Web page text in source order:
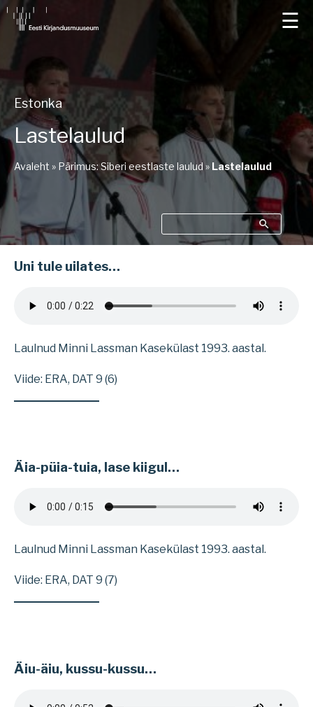
☰
Estonka
Lastelaulud
Avaleht » Pärimus: Siberi eestlaste laulud » Lastelaulud
Uni tule uilates…
Laulnud Minni Lassman Kasekülast 1993. aastal.
Viide: ERA, DAT 9 (6)
Äia-püia-tuia, lase kiigul…
Laulnud Minni Lassman Kasekülast 1993. aastal.
Viide: ERA, DAT 9 (7)
Äiu-äiu, kussu-kussu…